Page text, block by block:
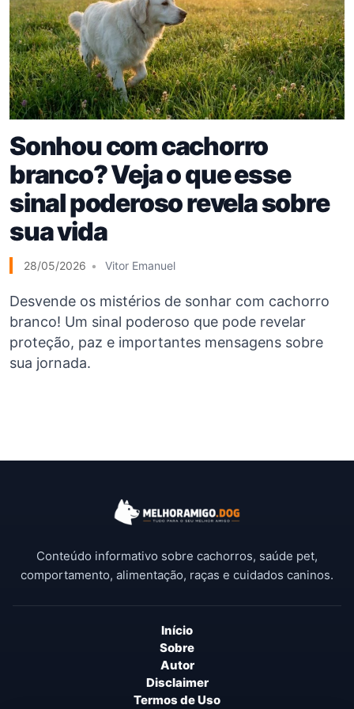
Sonhou com cachorro
branco? Veja o que esse
sinal poderoso revela sobre
sua vida
28/05/2026 Vitor Emanuel
Desvende os mistérios de sonhar com cachorro
branco! Um sinal poderoso que pode revelar
proteção, paz e importantes mensagens sobre
sua jornada.
Conteúdo informativo sobre cachorros, saúde pet,
comportamento, alimentação, raças e cuidados caninos.
Início
Sobre
Autor
Disclaimer
Termos de Uso